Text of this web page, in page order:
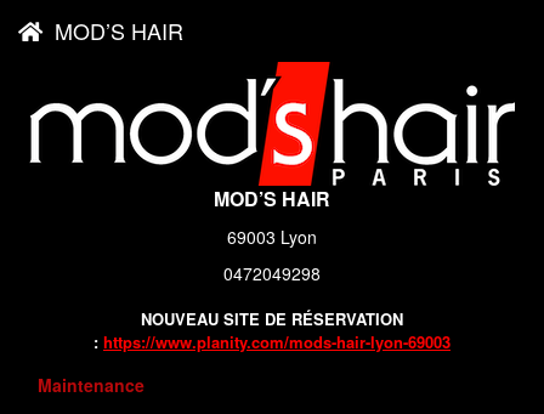
MOD’S HAIR
69003 Lyon
0472049298
NOUVEAU SITE DE RÉSERVATION
: https://www.planity.com/mods-hair-lyon-69003
MOD’S HAIR
Maintenance